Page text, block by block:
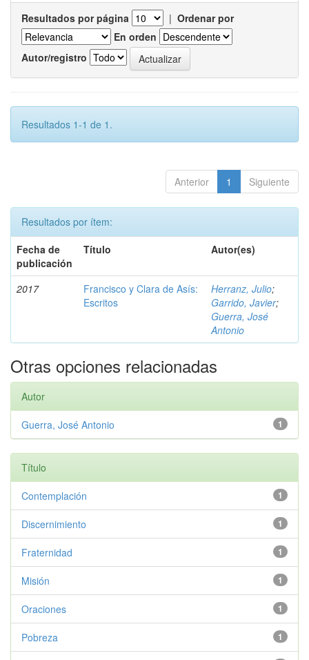
Resultados por página | Ordenar por
En orden
Autor/registro
Resultados 1-1 de 1.
Anterior 1 Siguiente
Resultados por ítem:
Fecha de
publicación
Título Autor(es)
2017
Francisco y Clara de Asís:
Escritos
Herranz, Julio;
Garrido, Javier;
Guerra, José
Antonio
Otras opciones relacionadas
Autor
1
Guerra, José Antonio
Título
1
Contemplación
1
Discernimiento
1
Fraternidad
1
Misión
1
Oraciones
1
Pobreza